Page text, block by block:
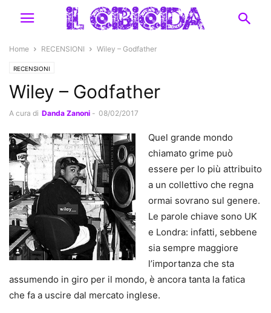
Home RECENSIONI Wiley – Godfather
RECENSIONI
Wiley – Godfather
A cura di Danda Zanoni - 08/02/2017
Quel grande mondo
chiamato grime può
essere per lo più attribuito
a un collettivo che regna
ormai sovrano sul genere.
Le parole chiave sono UK
e Londra: infatti, sebbene
sia sempre maggiore
l’importanza che sta
assumendo in giro per il mondo, è ancora tanta la fatica
che fa a uscire dal mercato inglese.